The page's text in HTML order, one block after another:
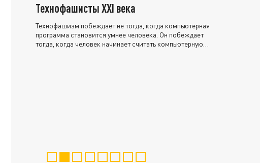
Технофашисты XXI века
Технофашизм побеждает не тогда, когда компьютерная
программа становится умнее человека. Он побеждает
тогда, когда человек начинает считать компьютерную